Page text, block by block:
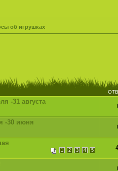
об игрушках
-31 августа
-30 июня
1 2 3 4 5